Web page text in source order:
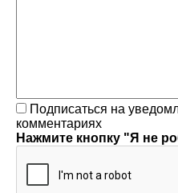
Подписаться на
комментариях
Нажмите кнопку "Я не